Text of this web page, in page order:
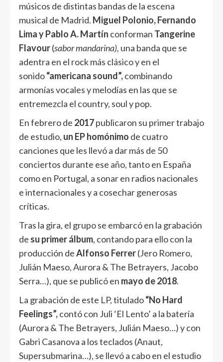
músicos de distintas bandas de la escena
musical de Madrid. Miguel Polonio, Fernando
Lima y Pablo A. Martín conforman Tangerine
Flavour(sabor mandarina), una banda que se
adentra en el rock más clásico y en el
sonido“americana sound”,combinando
armonías vocales y melodías en las que se
entremezcla el country, soul y pop.
En febrero de 2017publicaron su primer trabajo
de estudio, un EP homónimo de cuatro
canciones que les llevó a dar más de 50
conciertos durante ese año, tanto en España
como en Portugal, a sonar en radios nacionales
e internacionales y a cosechar generosas
críticas.
Tras la gira, el grupo se embarcó en la grabación
de su primer álbum, contando para ello con la
producción deAlfonso Ferrer(Jero Romero,
Julián Maeso, Aurora & The Betrayers, Jacobo
Serra…), que se publicó en mayo de 2018.
La grabación de este LP, titulado“No Hard
Feelings”,contó con Juli ‘El Lento’ a la batería
(Aurora & The Betrayers, Julián Maeso…) y con
Gabri Casanova a los teclados (Anaut,
Supersubmarina…), se llevó a cabo en el estudio